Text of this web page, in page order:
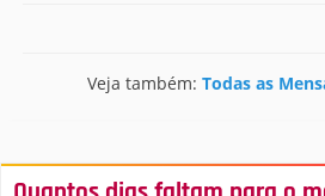
Veja também: Todas as